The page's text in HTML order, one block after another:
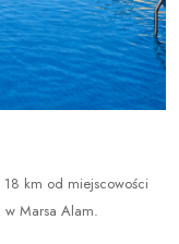
18 km od miejscowości
Marsa Alam.